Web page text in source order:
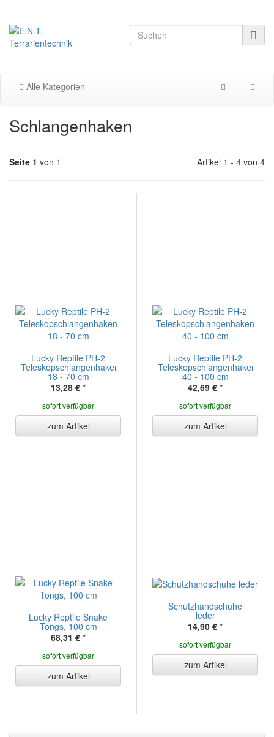
Alle Kategorien
Schlangenhaken
Seite 1 von 1 Artikel 1 - 4 von 4
Lucky Reptile PH-2
Teleskopschlangenhaken
18 - 70 cm
13,28 € *
sofort verfügbar
zum Artikel
Lucky Reptile PH-2
Teleskopschlangenhaken
40 - 100 cm
42,69 € *
sofort verfügbar
zum Artikel
Lucky Reptile Snake
Tongs, 100 cm
68,31 € *
sofort verfügbar
zum Artikel
Schutzhandschuhe
leder
14,90 € *
sofort verfügbar
zum Artikel